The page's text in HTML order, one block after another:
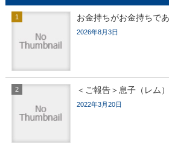
お金持ちがお金持ちで
2026年8月3日
＜ご報告＞息子（レム
2022年3月20日